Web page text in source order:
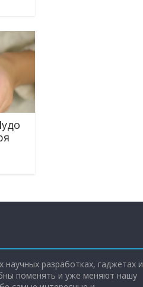
разработках, гаджетах и
поменять и уже меняют нашу